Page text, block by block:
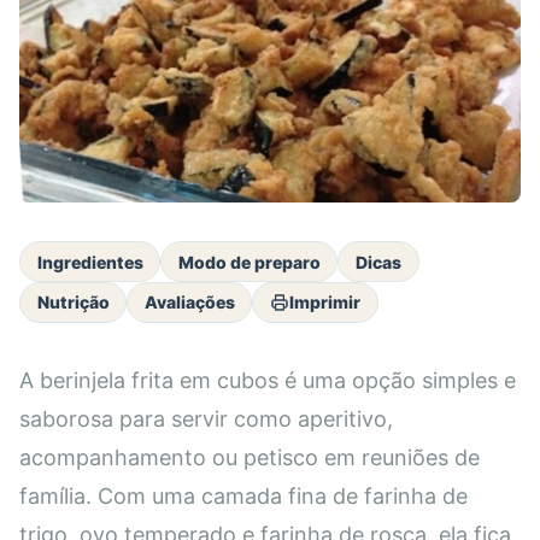
Ingredientes Modo de preparo
Dicas
Nutrição
Avaliações Imprimir
A berinjela frita em cubos é uma opção simples e
saborosa para servir como aperitivo,
acompanhamento ou petisco em reuniões de
família. Com uma camada fina de farinha de
trigo, ovo temperado e farinha de rosca, ela fica